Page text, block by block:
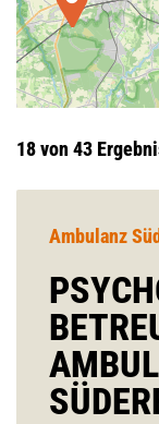
18 von 43
Ambulanz